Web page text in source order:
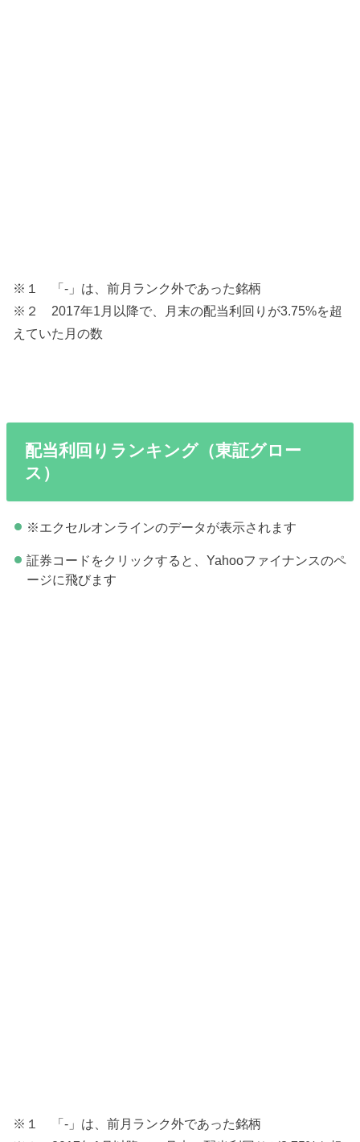
※１ 「-」は、前月ランク外であった銘柄
※２ 2017年1月以降で、月末の配当利回りが3.75%を超
えていた月の数
配当利回りランキング（東証グロー
ス）
※エクセルオンラインのデータが表示されます
証券コードをクリックすると、Yahooファイナンスのペ
ージに飛びます
※１ 「-」は、前月ランク外であった銘柄